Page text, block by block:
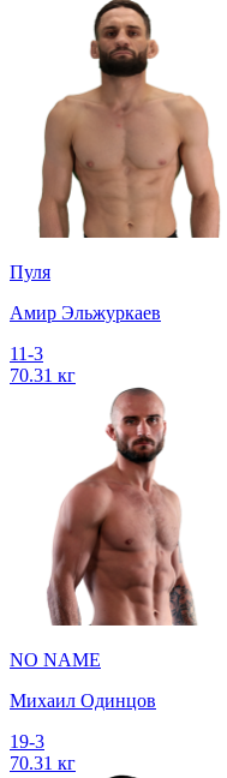
Пуля
Амир Эльжуркаев
11-3
70.31 кг
NO NAME
Михаил Одинцов
19-3
70.31 кг